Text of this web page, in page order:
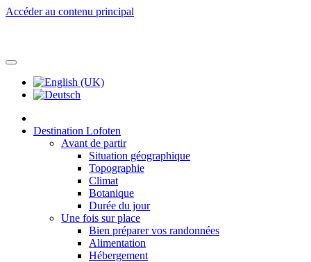
Accéder au contenu principal
Destination Lofoten
Avant de partir
Situation géographique
Topographie
Climat
Botanique
Durée du jour
Une fois sur place
Bien préparer vos randonnées
Alimentation
Hébergement